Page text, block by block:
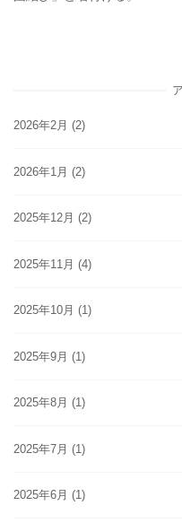
2026年2月 (2)
2026年1月 (2)
2025年12月 (2)
2025年11月 (4)
2025年10月 (1)
2025年9月 (1)
2025年8月 (1)
2025年7月 (1)
2025年6月 (1)